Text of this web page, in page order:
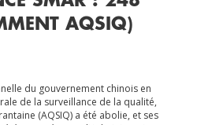
AQSIQ)
du gouvernement chinois en
de la surveillance de la qualité,
(AQSIQ) a été abolie, et ses